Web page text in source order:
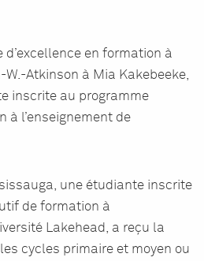
d’excellence en formation à
W.-Atkinson à Mia Kakebeeke,
inscrite au programme
à l’enseignement de
une étudiante inscrite
de formation à
Lakehead, a reçu la
cycles primaire et moyen ou